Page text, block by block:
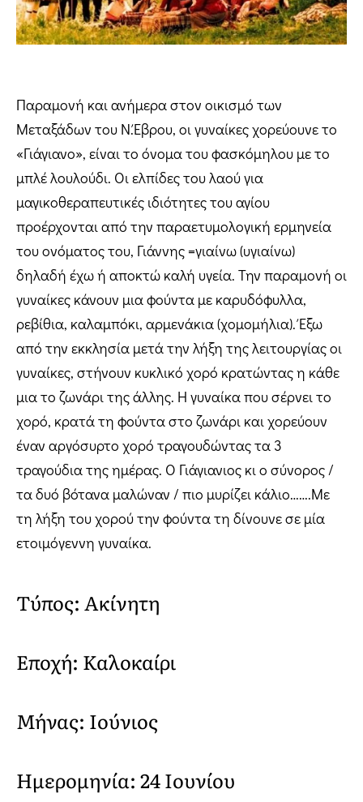
Παραμονή και ανήμερα στον οικισμό των
Μεταξάδων του Ν.Έβρου, οι γυναίκες χορεύουνε το
«Γιάγιανο», είναι το όνομα του φασκόμηλου με το
μπλέ λουλούδι. Οι ελπίδες του λαού για
μαγικοθεραπευτικές ιδιότητες του αγίου
προέρχονται από την παραετυμολογική ερμηνεία
του ονόματος του, Γιάννης =γιαίνω (υγιαίνω)
δηλαδή έχω ή αποκτώ καλή υγεία. Την παραμονή οι
γυναίκες κάνουν μια φούντα με καρυδόφυλλα,
ρεβίθια, καλαμπόκι, αρμενάκια (χομομήλια). Έξω
από την εκκλησία μετά την λήξη της λειτουργίας οι
γυναίκες, στήνουν κυκλικό χορό κρατώντας η κάθε
μια το ζωνάρι της άλλης. Η γυναίκα που σέρνει το
χορό, κρατά τη φούντα στο ζωνάρι και χορεύουν
έναν αργόσυρτο χορό τραγουδώντας τα 3
τραγούδια της ημέρας. Ο Γιάγιανιος κι ο σύνορος /
τα δυό βότανα μαλώναν / πιο μυρίζει κάλιο…….Με
τη λήξη του χορού την φούντα τη δίνουνε σε μία
ετοιμόγεννη γυναίκα.
Τύπος: Ακίνητη
Εποχή: Καλοκαίρι
Μήνας: Ιούνιος
Ημερομηνία: 24 Ιουνίου